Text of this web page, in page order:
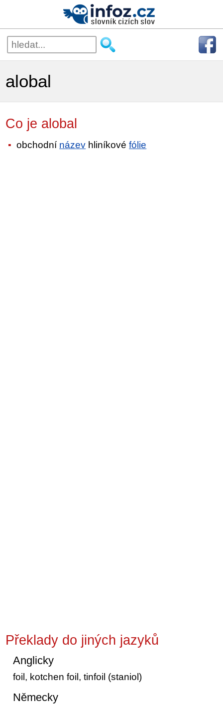
alobal
Co je alobal
obchodní název hliníkovéfólie
Překlady do jiných jazyků
Anglicky
foil, kotchen foil, tinfoil (staniol)
Německy